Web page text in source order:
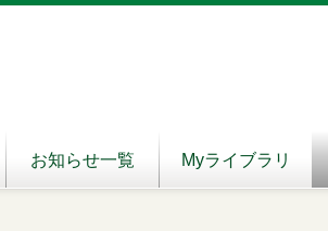
お知らせ一覧 Myライブラリ